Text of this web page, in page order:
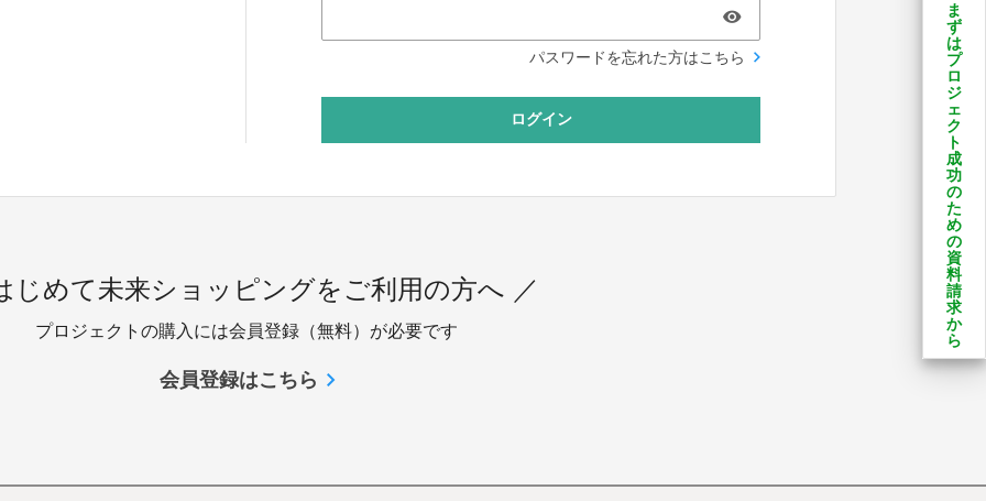
パスワードを忘れた方はこちら
ログイン
じめて未来ショッピングをご利用の方へ ／
プロジェクトの購入には会員登録（無料）が必要です
会員登録はこちら
ま
ず
は
プ
ロ
ジ
ェ
ク
ト
成
功
の
た
め
の
資
料
請
求
か
ら